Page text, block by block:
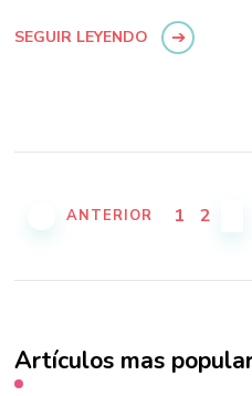
SEGUIR LEYENDO
ANTERIOR PÁGINA
1 2
Artículos mas